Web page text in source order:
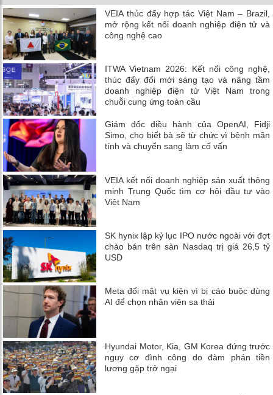
VEIA thúc đẩy hợp tác Việt Nam – Brazil,
mở rộng kết nối doanh nghiệp điện tử và
công nghệ cao
ITWA Vietnam 2026: Kết nối công nghệ,
thúc đẩy đổi mới sáng tạo và nâng tầm
doanh nghiệp điện tử Việt Nam trong
chuỗi cung ứng toàn cầu
Giám đốc điều hành của OpenAI, Fidji
Simo, cho biết bà sẽ từ chức vì bệnh mãn
tính và chuyển sang làm cố vấn
VEIA kết nối doanh nghiệp sản xuất thông
minh Trung Quốc tìm cơ hội đầu tư vào
Việt Nam
SK hynix lập kỷ lục IPO nước ngoài với đợt
chào bán trên sàn Nasdaq trị giá 26,5 tỷ
USD
Meta đối mặt vụ kiện vì bị cáo buộc dùng
AI để chọn nhân viên sa thải
Hyundai Motor, Kia, GM Korea đứng trước
nguy cơ đình công do đàm phán tiền
lương gặp trở ngại